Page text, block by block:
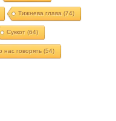
Тижнева глава (74)
Суккот (64)
нас говорять (54)